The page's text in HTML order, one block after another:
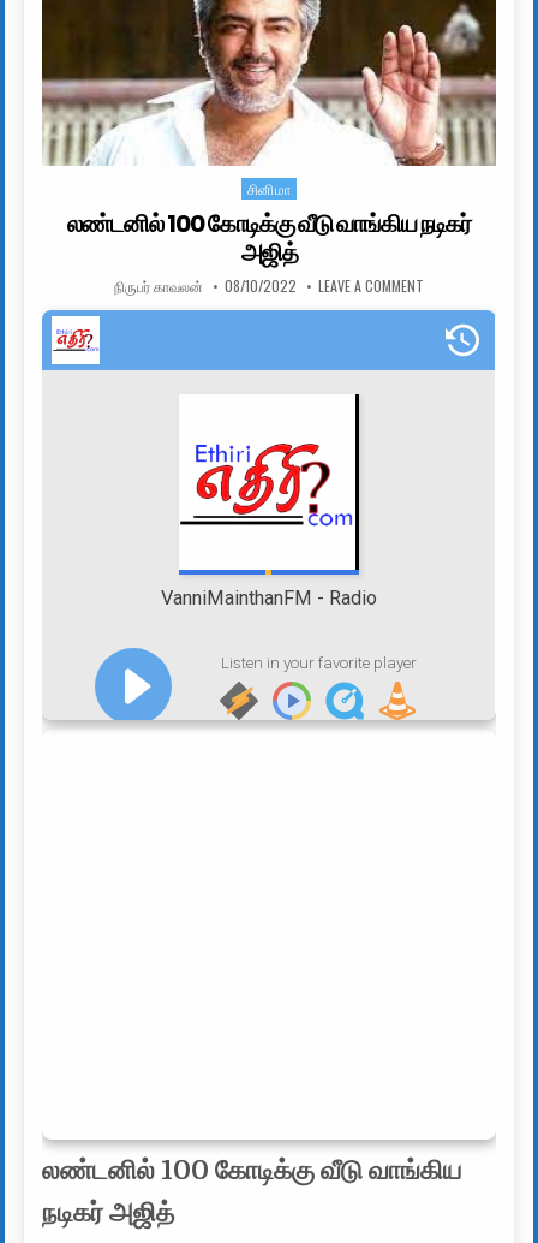
Posted in
சினிமா
லண்டனில் 100 கோடிக்கு வீடு வாங்கிய நடிகர்
அஜித்
AUTHOR:
நிருபர் காவலன் PUBLISHED DATE:
08/10/2022 LEAVE A COMMENT
லண்டனில் 100 கோடிக்கு வீடு வாங்கிய
நடிகர் அஜித்